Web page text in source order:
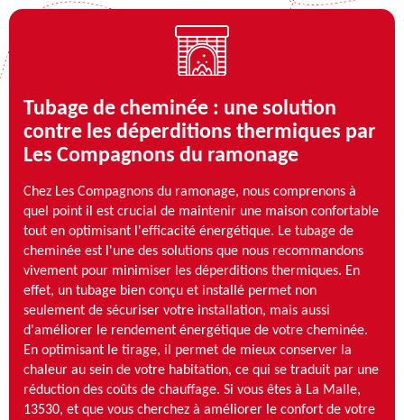
Tubage de cheminée : une solution
contre les déperditions thermiques par
Les Compagnons du ramonage
Chez Les Compagnons du ramonage, nous comprenons à
quel point il est crucial de maintenir une maison confortable
tout en optimisant l'efficacité énergétique. Le tubage de
cheminée est l'une des solutions que nous recommandons
vivement pour minimiser les déperditions thermiques. En
effet, un tubage bien conçu et installé permet non
seulement de sécuriser votre installation, mais aussi
d'améliorer le rendement énergétique de votre cheminée.
En optimisant le tirage, il permet de mieux conserver la
chaleur au sein de votre habitation, ce qui se traduit par une
réduction des coûts de chauffage. Si vous êtes à La Malle,
13530, et que vous cherchez à améliorer le confort de votre